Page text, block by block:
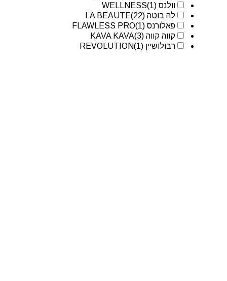
וולנס WELLNESS(1)
לה בוטה LA BEAUTE(22)
פאלורנס FLAWLESS PRO(1)
קווה קווה KAVA KAVA(3)
רבולושיין REVOLUTION(1)